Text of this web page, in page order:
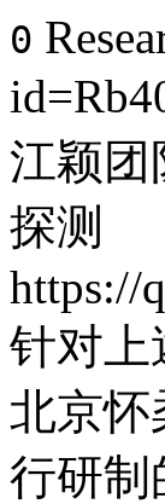
0
江颖团
探测
https://
针对上
北京怀
行研制